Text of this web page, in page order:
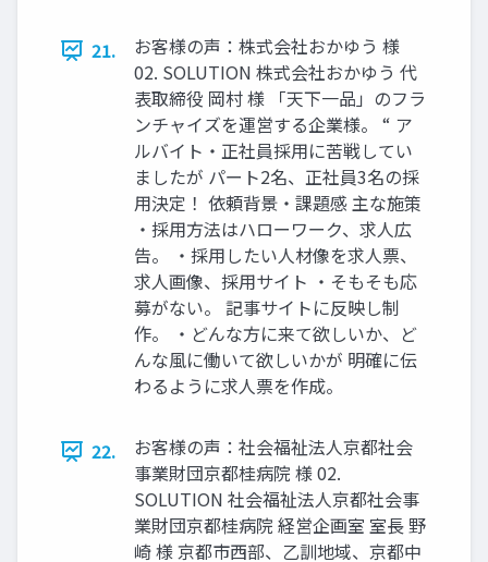
21.
お客様の声：株式会社おかゆう 様
02. SOLUTION 株式会社おかゆう 代
表取締役 岡村 様 「天下一品」のフラ
ンチャイズを運営する企業様。 “ ア
ルバイト・正社員採用に苦戦してい
ましたが パート2名、正社員3名の採
用決定！ 依頼背景・課題感 主な施策
・採用方法はハローワーク、求人広
告。 ・採用したい人材像を求人票、
求人画像、採用サイト ・そもそも応
募がない。 記事サイトに反映し制
作。 ・どんな方に来て欲しいか、ど
んな風に働いて欲しいかが 明確に伝
わるように求人票を作成。
22.
お客様の声：社会福祉法人京都社会
事業財団京都桂病院 様 02.
SOLUTION 社会福祉法人京都社会事
業財団京都桂病院 経営企画室 室長 野
崎 様 京都市西部、乙訓地域、京都中